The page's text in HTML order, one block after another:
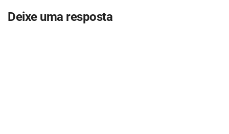
Deixe uma resposta